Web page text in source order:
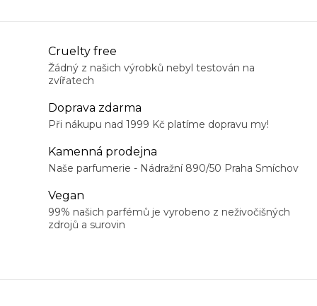
Cruelty free
Žádný z našich výrobků nebyl testován na
zvířatech
Doprava zdarma
Při nákupu nad 1999 Kč platíme dopravu my!
Kamenná prodejna
Naše parfumerie - Nádražní 890/50 Praha Smíchov
Vegan
99% našich parfémů je vyrobeno z neživočišných
zdrojů a surovin